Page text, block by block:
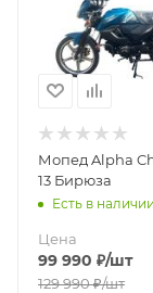
Мопед Alpha
13 Бирюза
Есть в наличии
Цена
99 990 ₽/шт
129 990₽/шт